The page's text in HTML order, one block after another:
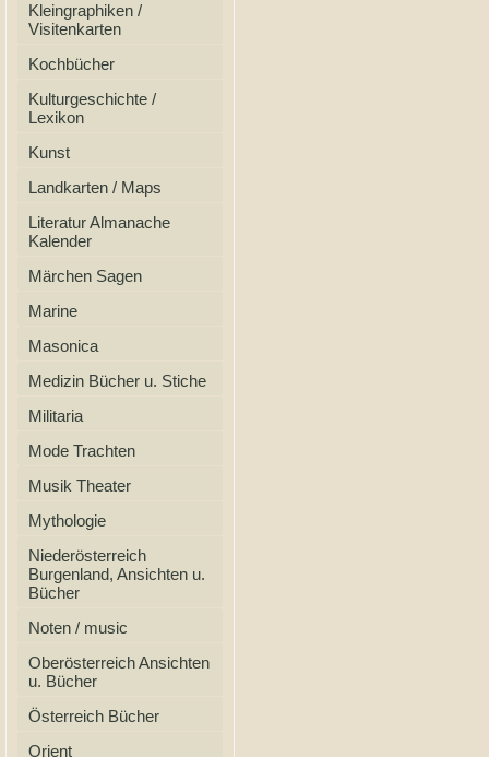
Kleingraphiken /
Visitenkarten
Kochbücher
Kulturgeschichte /
Lexikon
Kunst
Landkarten / Maps
Literatur Almanache
Kalender
Märchen Sagen
Marine
Masonica
Medizin Bücher u. Stiche
Militaria
Mode Trachten
Musik Theater
Mythologie
Niederösterreich
Burgenland, Ansichten u.
Bücher
Noten / music
Oberösterreich Ansichten
u. Bücher
Österreich Bücher
Orient